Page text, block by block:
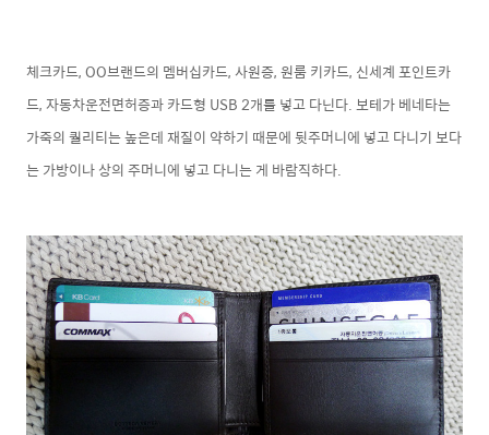
체크카드, OO브랜드의 멤버십카드, 사원증, 원룸 키카드, 신세계 포인트카
드, 자동차운전면허증과 카드형 USB 2개를 넣고 다닌다. 보테가 베네타는
가죽의 퀄리티는 높은데 재질이 약하기 때문에 뒷주머니에 넣고 다니기 보다
는 가방이나 상의 주머니에 넣고 다니는 게 바람직하다.